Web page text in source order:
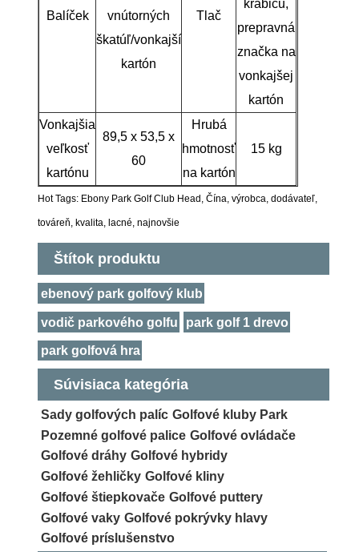
Balíček
vnútorných
škatúľ/vonkajší
kartón
Tlač
krabicu,
prepravná
značka na
vonkajšej
kartón
Vonkajšia
veľkosť
kartónu
89,5 x 53,5 x
60
Hrubá
hmotnosť
na kartón
15 kg
Hot Tags: Ebony Park Golf Club Head, Čína, výrobca, dodávateľ,
továreň, kvalita, lacné, najnovšie
Štítok produktu
ebenový park golfový klub
vodič parkového golfu park golf 1 drevo
park golfová hra
Súvisiaca kategória
Sady golfových palíc Golfové kluby Park
Pozemné golfové palice Golfové ovládače
Golfové dráhy Golfové hybridy
Golfové žehličky Golfové kliny
Golfové štiepkovače Golfové puttery
Golfové vaky Golfové pokrývky hlavy
Golfové príslušenstvo